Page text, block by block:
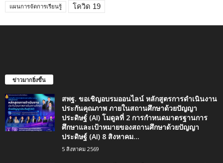
แผนการจัดการเรียนรู้ โควิด 19
ข่าวมากยิ่งขึ้น
สพฐ. ขอเชิญอบรมออนไลน์ หลักสูตรการดำเนินงาน
ประกันคุณภาพ ภายในสถานศึกษาด้วยปัญญา
ประดิษฐ์ (AI) โมดูลที่ 2 การกำหนดมาตรฐานการ
ศึกษาและเป้าหมายของสถานศึกษาด้วยปัญญา
ประดิษฐ์ (AI) 8 สิงหาคม...
5 สิงหาคม 2569